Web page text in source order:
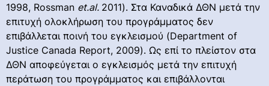
1998, Rossman et.al. 2011). Στα Καναδικά ΔΘΝ μετά την
επιτυχή ολοκλήρωση του προγράμματος δεν
επιβάλλεται ποινή του εγκλεισμού (Department of
Justice Canada Report, 2009). Ως επί το πλείστον στα
ΔΘΝ αποφεύγεται ο εγκλεισμός μετά την επιτυχή
περάτωση του προγράμματος και επιβάλλονται